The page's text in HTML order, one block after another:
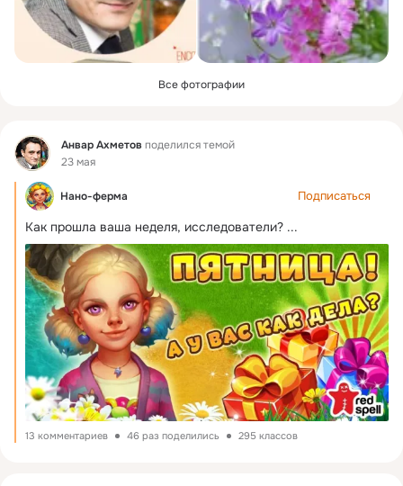
Все фотографии
Фид Анвар Ахметов поделился темой
23 мая
Нано-ферма Подписаться
Как прошла ваша неделя, исследователи? ...
13 комментариев 46 раз поделились 295 классов